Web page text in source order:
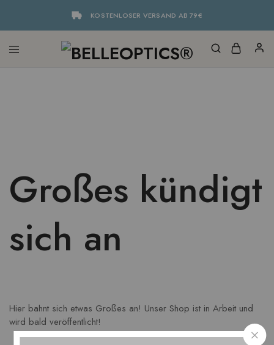
KOSTENLOSER VERSAND AB 79€
Großes kündigt
sich an
Hier bahnt sich etwas Großes an! Unser Shop ist in Arbeit und
wird bald veröffentlicht!